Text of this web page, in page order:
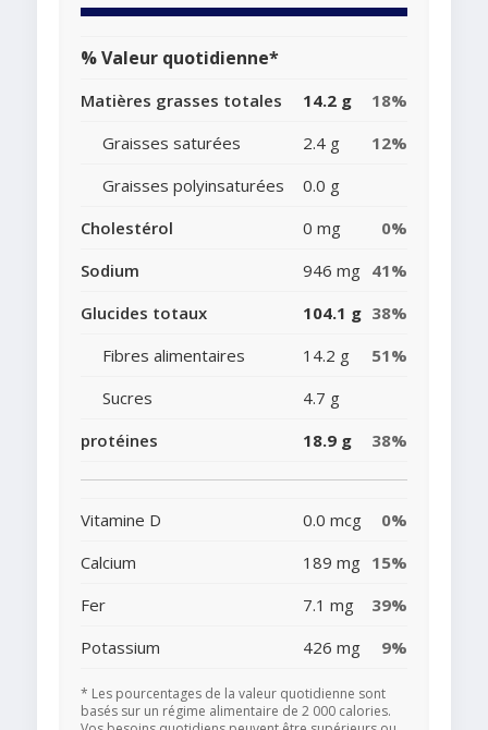
% Valeur quotidienne*
Matières grasses totales 14.2 g
18%
Graisses saturées
2.4 g
12%
Graisses polyinsaturées
0.0 g
Cholestérol
0 mg
0%
Sodium
946 mg 41%
Glucides totaux
104.1 g 38%
Fibres alimentaires
14.2 g
51%
Sucres
4.7 g
protéines
18.9 g 38%
Vitamine D 0.0 mcg
0%
Calcium
189 mg 15%
Fer
7.1 mg
39%
Potassium
426 mg 9%
* Les pourcentages de la valeur quotidienne sont
basés sur un régime alimentaire de 2 000 calories.